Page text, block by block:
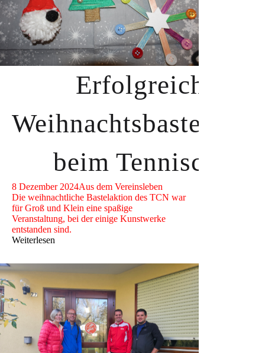
Erfolgreiche
beim Tennisclub
8 Dezember 2024Aus dem Vereinsleben
Die weihnachtliche Bastelaktion des TCN war
für Groß und Klein eine spaßige
Veranstaltung, bei der einige Kunstwerke
entstanden sind.
Weiterlesen